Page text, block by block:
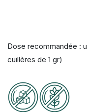
Dose recommandée :
cuillères de 1 gr)